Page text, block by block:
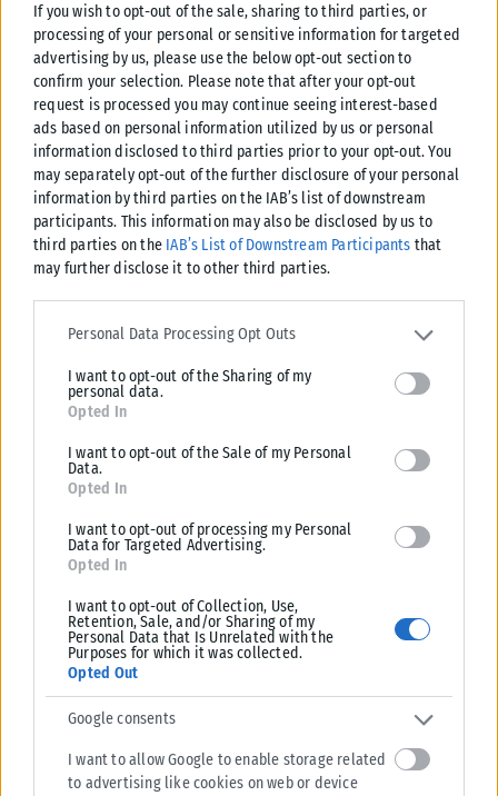
If you wish to opt-out of the sale, sharing to third parties, or
processing of your personal or sensitive information for targeted
advertising by us, please use the below opt-out section to
confirm your selection. Please note that after your opt-out
request is processed you may continue seeing interest-based
ads based on personal information utilized by us or personal
information disclosed to third parties prior to your opt-out. You
may separately opt-out of the further disclosure of your personal
information by third parties on the IAB’s list of downstream
participants. This information may also be disclosed by us to
third parties on the IAB’s List of Downstream Participants that
may further disclose it to other third parties.
Please note that this website/app uses one or more Google
services and may gather and store information including but not
deny consent to Google and its third-party tags to use your data
for below specified purposes in below Google consent section.
Personal Data Processing Opt Outs
I want to opt-out of the Sharing of my
personal data.
Opted In
I want to opt-out of the Sale of my Personal
Data.
Opted In
I want to opt-out of processing my Personal
Data for Targeted Advertising.
Opted In
I want to opt-out of Collection, Use,
Retention, Sale, and/or Sharing of my
Personal Data that Is Unrelated with the
Purposes for which it was collected.
Opted Out
Google consents
I want to allow Google to enable storage related
to advertising like cookies on web or device
ΕΛΛΆΔΑ
Υπουργείο Κλιματικής Κρίσης: Ενέργειες για την κρατική
αρωγή προς τους πυρόπληκτους
Σε εξέλιξη βρίσκονται οι διαδικασίες κρατικής αρωγής για τις περιοχές
που επλήγησαν από τις πρόσφατες πυρκαγιές, με τις αρμόδιες αρχές...